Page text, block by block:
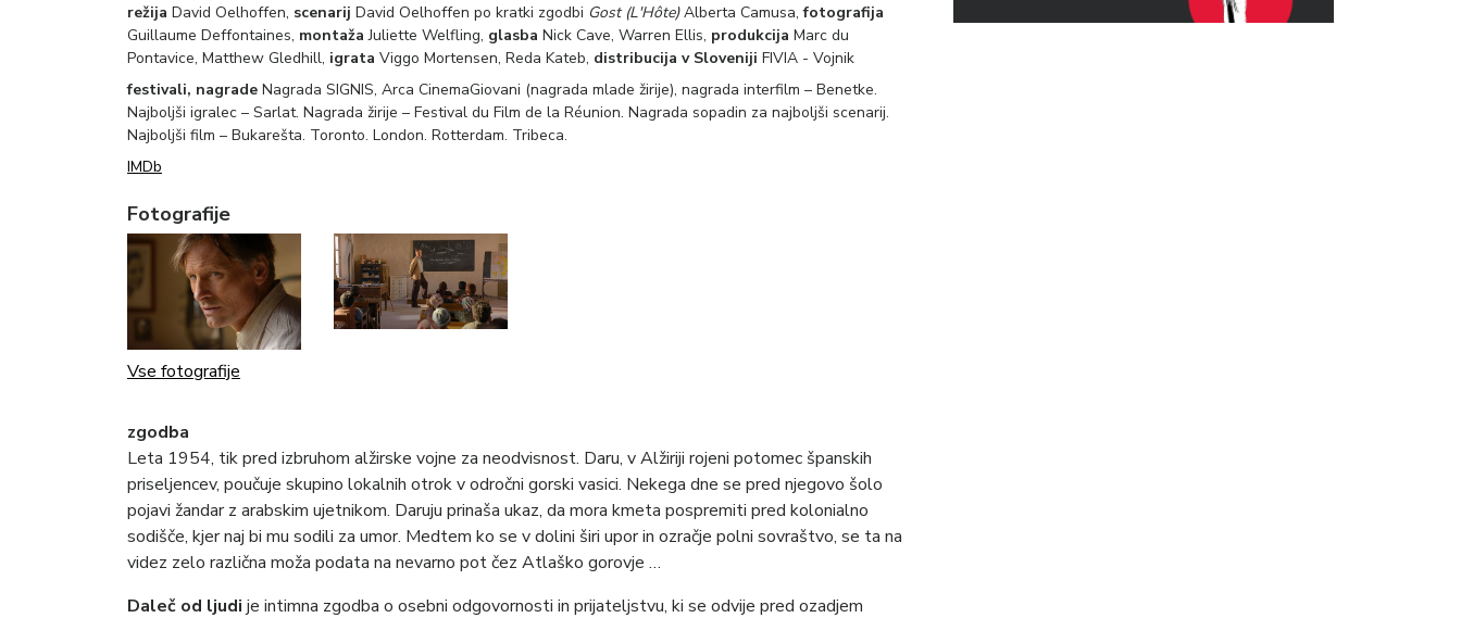
režija David Oelhoffen, scenarij David Oelhoffen po kratki zgodbi Gost (L'Hôte)Alberta Camusa,fotografija
Guillaume Deffontaines, montažaJuliette Welfling, glasba Nick Cave, Warren Ellis, produkcija Marc du
Pontavice, Matthew Gledhill, igrata Viggo Mortensen, Reda Kateb, distribucija v Sloveniji FIVIA - Vojnik
festivali, nagrade Nagrada SIGNIS, Arca CinemaGiovani (nagrada mlade žirije), nagrada interfilm – Benetke.
Najboljši igralec – Sarlat. Nagrada žirije – Festival du Film de la Réunion. Nagrada sopadin za najboljši scenarij.
Najboljši film – Bukarešta. Toronto. London. Rotterdam. Tribeca.
IMDb
Fotografije
Vse fotografije
zgodba
Leta 1954, tik pred izbruhom alžirske vojne za neodvisnost. Daru, v Alžiriji rojeni potomec španskih
priseljencev, poučuje skupino lokalnih otrok v odročni gorski vasici. Nekega dne se pred njegovo šolo
pojavi žandar z arabskim ujetnikom. Daruju prinaša ukaz, da mora kmeta pospremiti pred kolonialno
sodišče, kjer naj bi mu sodili za umor. Medtem ko se v dolini širi upor in ozračje polni sovraštvo, se ta na
videz zelo različna moža podata na nevarno pot čez Atlaško gorovje …
Daleč od ljudi je intimna zgodba o osebni odgovornosti in prijateljstvu, ki se odvije pred ozadjem